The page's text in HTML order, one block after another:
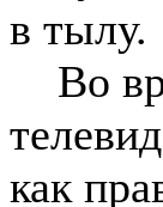
в тылу.
Во
как